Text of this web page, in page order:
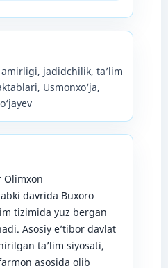
jadidchilik, ta’lim
Usmonxo‘ja,
Olimxon
davrida Buxoro
tizimida yuz bergan
Asosiy e’tibor davlat
ta’lim siyosati,
asosida olib